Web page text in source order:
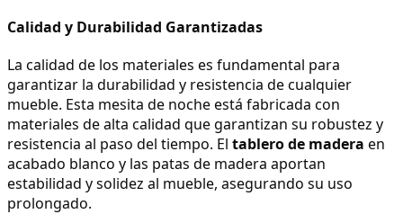
Calidad y Durabilidad Garantizadas
La calidad de los materiales es fundamental para
garantizar la durabilidad y resistencia de cualquier
mueble. Esta mesita de noche está fabricada con
materiales de alta calidad que garantizan su robustez y
resistencia al paso del tiempo. El tablero de madera en
acabado blanco y las patas de madera aportan
estabilidad y solidez al mueble, asegurando su uso
prolongado.